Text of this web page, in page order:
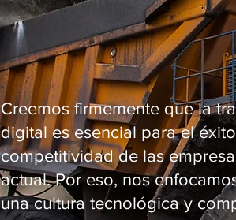
Creemos firmemente que la
digital es esencial para el
competitividad de las
actual. Por eso, nos
una cultura tecnológica y